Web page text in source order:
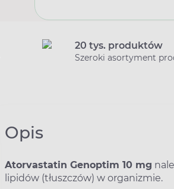
20 tys. produktów
Szeroki asortyment
Opis
Atorvastatin Genoptim 10 mg
lipidów (tłuszczów) w organizmie.